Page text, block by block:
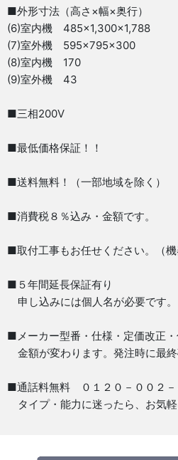
■外形寸法（高さ×幅×奥行）
(6)室内機 485×1,300×1,788
(7)室外機 595×795×300
(8)室内機 170
(9)室外機 43
■三相200V
■最低価格保証！！
■送料無料！（一部地域を除く）
■消費税８％込み・金額です。
■取付工事もお任せください。（機
■５年間延長保証有り
申し込みには個人名が必要です。
■メーカー型番・仕様・定価改正
金額が変わります。発注時に最終
■通話料無料 ０１２０－００２－
タイプ・能力に迷ったら、お気軽